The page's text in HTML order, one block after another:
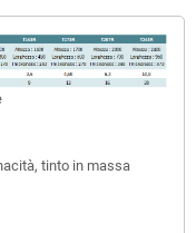
tinto in massa